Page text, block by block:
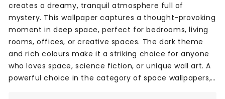
creates a dreamy, tranquil atmosphere full of
mystery. This wallpaper captures a thought-provoking
moment in deep space, perfect for bedrooms, living
rooms, offices, or creative spaces. The dark theme
and rich colours make it a striking choice for anyone
who loves space, science fiction, or unique wall art. A
powerful choice in the category of space wallpapers,